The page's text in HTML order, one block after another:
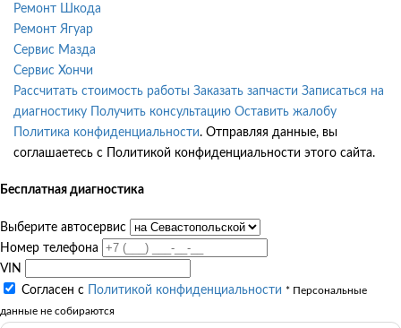
Ремонт Шкода
Ремонт Ягуар
Сервис Мазда
Сервис Хончи
Рассчитать стоимость работы Заказать запчасти Записаться на
диагностику
Получить консультацию Оставить жалобу
Политика конфиденциальности. Отправляя данные, вы
соглашаетесь с Политикой конфиденциальности этого сайта.
Бесплатная диагностика
Выберите автосервис
Номер телефона
VIN
Согласен с
Политикой конфиденциальности * Персональные
данные не собираются